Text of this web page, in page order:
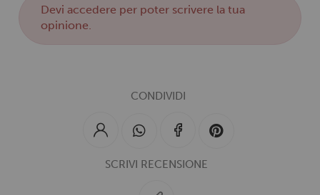
Deviaccedere per poter scrivere la tua
opinione.
CONDIVIDI
SCRIVI RECENSIONE